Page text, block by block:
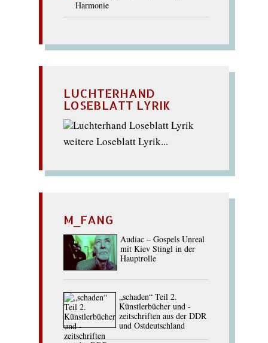
Harmonie
LUCHTERHAND
LOSEBLATT LYRIK
weitere Loseblatt Lyrik...
M_FANG
Audiac – Gospels Unreal
mit Kiev Stingl in der
Hauptrolle
„schaden“ Teil 2.
Künstlerbücher und -
zeitschriften aus der DDR
und Ostdeutschland